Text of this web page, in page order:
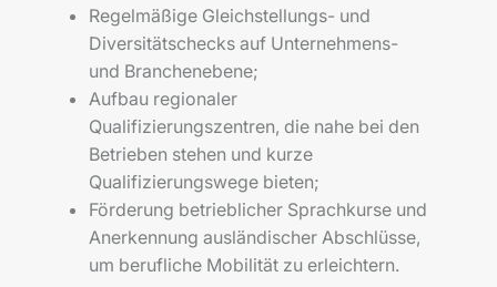
Regelmäßige Gleichstellungs- und
Diversitätschecks auf Unternehmens-
und Branchenebene;
Aufbau regionaler
Qualifizierungszentren, die nahe bei den
Betrieben stehen und kurze
Qualifizierungswege bieten;
Förderung betrieblicher Sprachkurse und
Anerkennung ausländischer Abschlüsse,
um berufliche Mobilität zu erleichtern.